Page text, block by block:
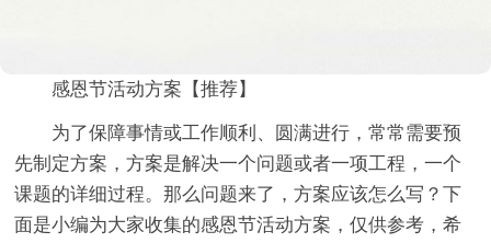
感恩节活动方案【推荐】
为了保障事情或工作顺利、圆满进行，常常需要预
先制定方案，方案是解决一个问题或者一项工程，一个
课题的详细过程。那么问题来了，方案应该怎么写？下
面是小编为大家收集的感恩节活动方案，仅供参考，希